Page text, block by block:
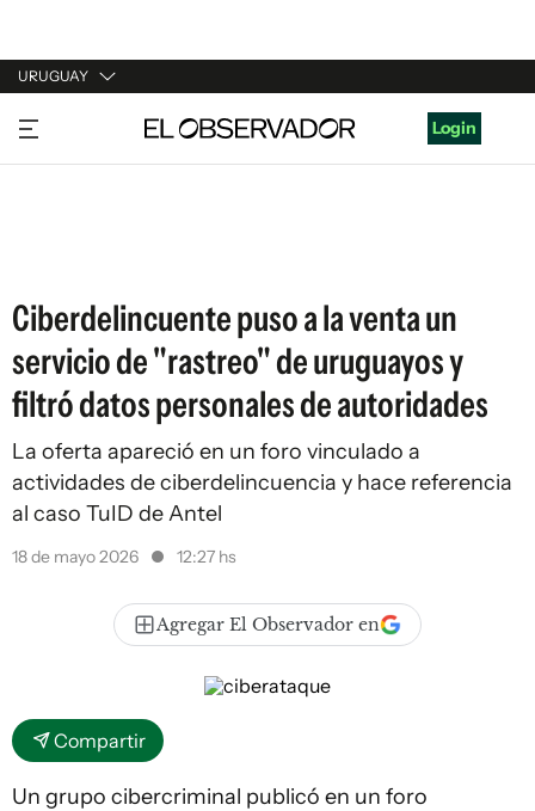
URUGUAY
URUGUAY
ARGENTINA
Login
Ciberdelincuente puso a la venta un
servicio de "rastreo" de uruguayos y
filtró datos personales de autoridades
La oferta apareció en un foro vinculado a
actividades de ciberdelincuencia y hace referencia
al caso TuID de Antel
18 de mayo 2026 12:27 hs
Agregar El Observador en
Compartir
Un grupo cibercriminal publicó en un foro